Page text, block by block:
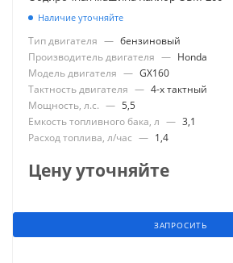
Наличие уточняйте
Тип двигателя — бензиновый
Производитель двигателя — Honda
Модель двигателя — GX160
Тактность двигателя — 4-х тактный
Мощность, л.с. — 5,5
Емкость топливного бака, л — 3,1
Расход топлива, л/час — 1,4
Цену уточняйте
ЗАПРОСИТЬ